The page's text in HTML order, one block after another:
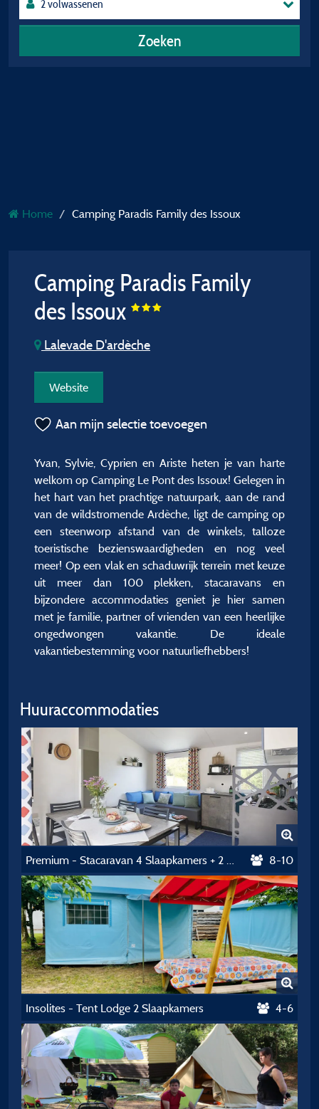
Zoeken
Home Camping Paradis Family des Issoux
Camping Paradis Family
des Issoux
Lalevade D'ardèche
Website
Aan mijn selectie toevoegen
Yvan, Sylvie, Cyprien en Ariste heten je van harte
welkom op Camping Le Pont des Issoux! Gelegen in
het hart van het prachtige natuurpark, aan de rand
van de wildstromende Ardèche, ligt de camping op
een steenworp afstand van de winkels, talloze
toeristische bezienswaardigheden en nog veel
meer! Op een vlak en schaduwrijk terrein met keuze
uit meer dan 100 plekken, stacaravans en
bijzondere accommodaties geniet je hier samen
met je familie, partner of vrienden van een heerlijke
ongedwongen vakantie. De ideale
vakantiebestemming voor natuurliefhebbers!
Huuraccommodaties
Premium - Stacaravan 4 Slaapkamers + 2 Badkamers 8-10
Insolites - Tent Lodge 2 Slaapkamers 4-6